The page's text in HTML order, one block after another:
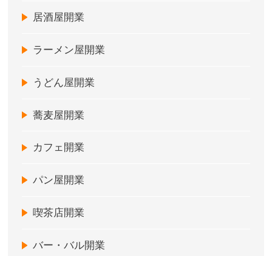
居酒屋開業
ラーメン屋開業
うどん屋開業
蕎麦屋開業
カフェ開業
パン屋開業
喫茶店開業
バー・バル開業